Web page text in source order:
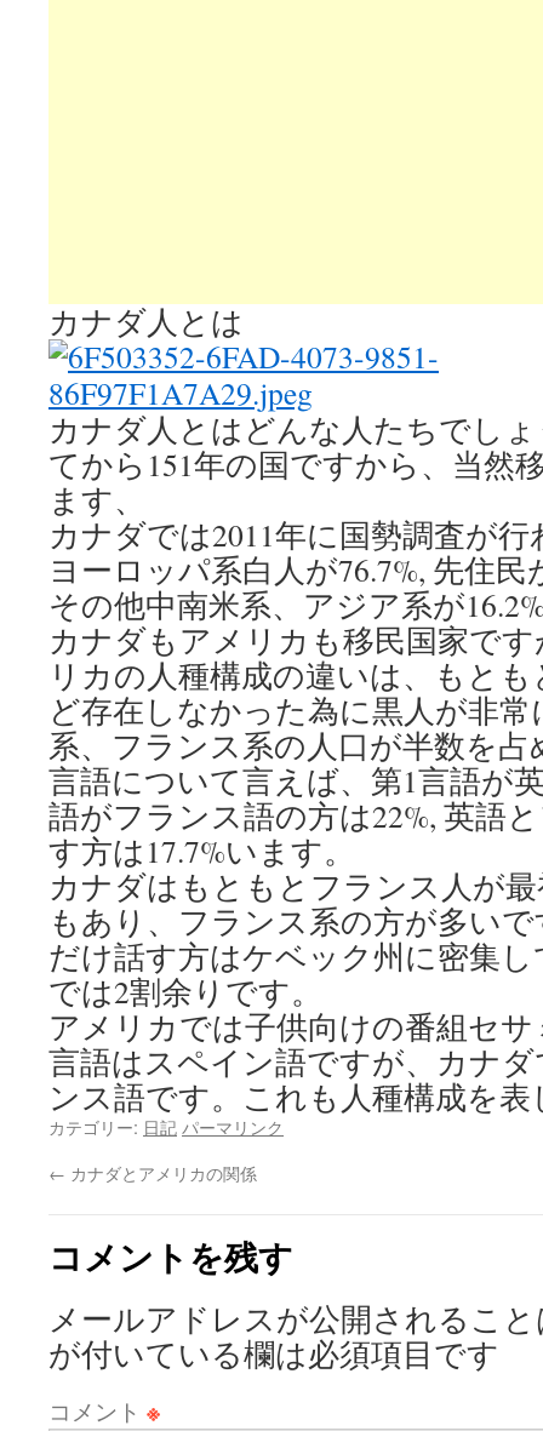
カナダ人とは
カナダ人とはどんな人たちでし
てから151年の国ですから、当然
ます、
カナダでは2011年に国勢調査が
ヨーロッパ系白人が76.7%, 先住民
その他中南米系、アジア系が
カナダもアメリカも移民国家で
リカの人種構成の違いは、もと
ど存在しなかった為に黒人が非
系、フランス系の人口が半数を
言語について言えば、第1言語が
語がフランス語の方は22%, 英語
す方は17.7%います。
カナダはもともとフランス人が
もあり、フランス系の方が多い
だけ話す方はケベック州に密集
では2割余りです。
アメリカでは子供向けの番組セ
言語はスペイン語ですが、カナ
ンス語です。これも人種構成を
カテゴリー: 日記 パーマリンク
← カナダとアメリカの関係
コメントを残す
メールアドレスが公開されるこ
が付いている欄は必須項目です
コメント ※